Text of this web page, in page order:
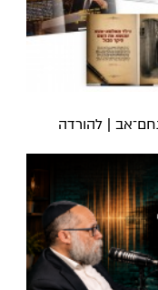
| להורדה